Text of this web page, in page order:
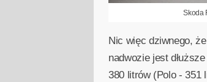
Skoda
Nic więc dziwnego,
nadwozie jest
380 litrów (Polo - 351